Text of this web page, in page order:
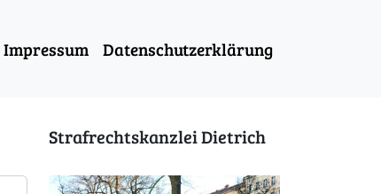
Impressum Datenschutzerklärung
Strafrechtskanzlei Dietrich